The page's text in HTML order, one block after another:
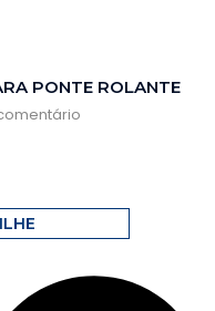
PONTE ROLANTE